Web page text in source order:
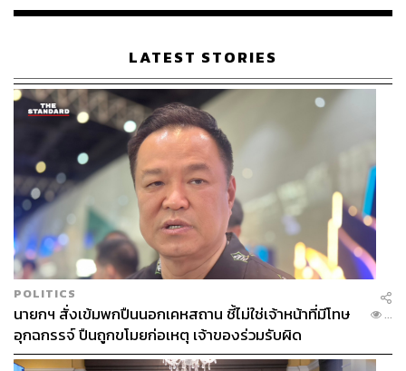
เรือนไทยที่ถูกซุกไว้
LATEST STORIES
POLITICS
นายกฯ สั่งเข้มพกปืนนอกเคหสถาน ชี้ไม่ใช่เจ้าหน้าที่มีโทษ
อุกฉกรรจ์ ปืนถูกขโมยก่อเหตุ เจ้าของร่วมรับผิด
...